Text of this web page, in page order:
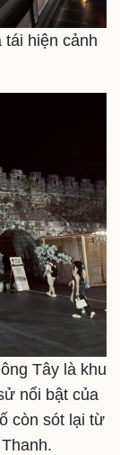
hiện cảnh
Tây là khu
nổi bật của
còn sót lại từ